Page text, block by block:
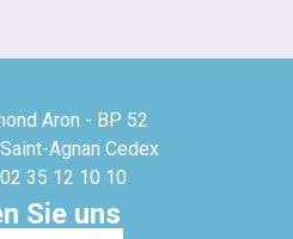
Aron - BP 52
Agnan Cedex
35 12 10 10
Sie uns